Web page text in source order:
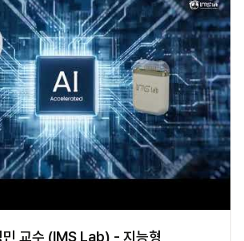
교수 (IMS Lab) - 지능형